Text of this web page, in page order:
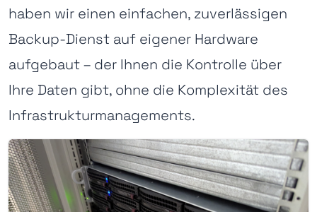
haben wir einen einfachen, zuverlässigen
Backup-Dienst auf eigener Hardware
aufgebaut – der Ihnen die Kontrolle über
Ihre Daten gibt, ohne die Komplexität des
Infrastrukturmanagements.